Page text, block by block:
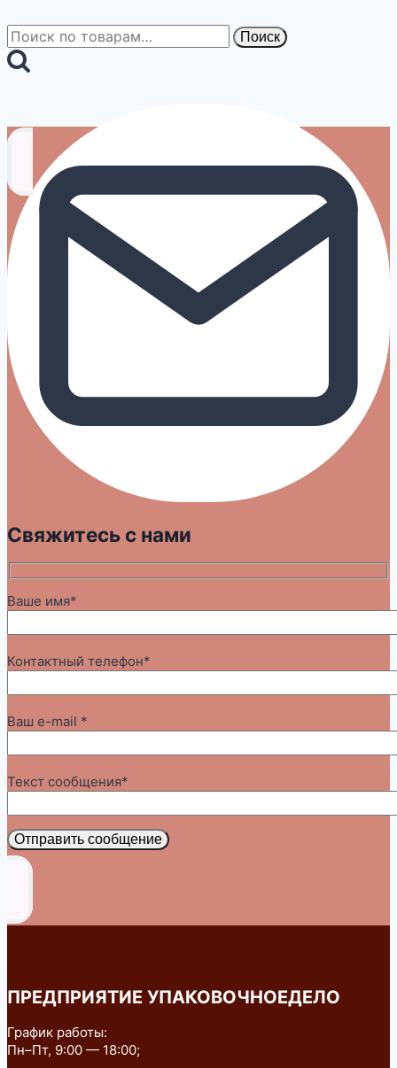
Искать: Поиск
Свяжитесь с нами
Ваше имя*
Контактный телефон*
Ваш e-mail *
Текст сообщения*
Отправить сообщение
ПРЕДПРИЯТИЕ УПАКОВОЧНОЕДЕЛО
График работы:
Пн–Пт, 9:00 — 18:00;